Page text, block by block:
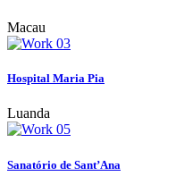
Macau
Hospital Maria Pia
Luanda
Sanatório de Sant’Ana